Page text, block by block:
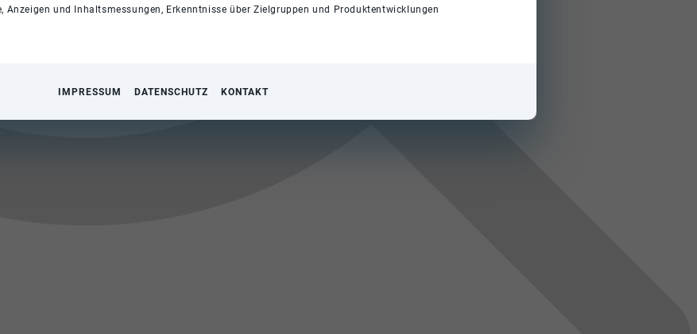
Anzeigen und Inhaltsmessungen, Erkenntnisse über Zielgruppen und Produktentwicklungen
IMPRESSUM DATENSCHUTZ KONTAKT